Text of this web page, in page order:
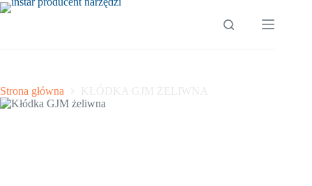
Przejdź
Strona główna